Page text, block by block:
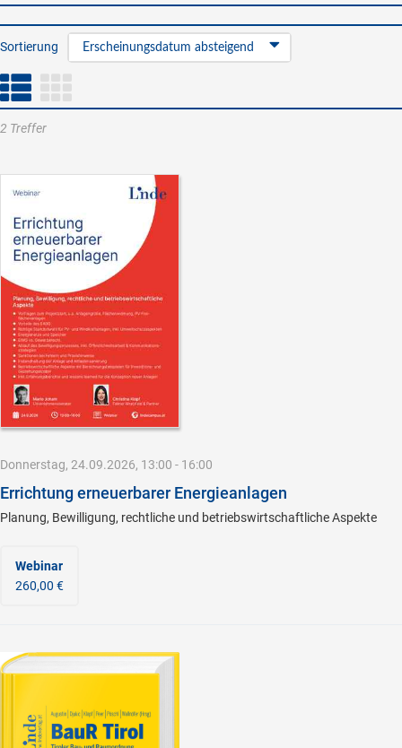
Sortierung Erscheinungsdatum absteigend
2 Treffer
Donnerstag, 24.09.2026, 13:00 - 16:00
Errichtung erneuerbarer Energieanlagen
Planung, Bewilligung, rechtliche und betriebswirtschaftliche Aspekte
Webinar
260,00 €